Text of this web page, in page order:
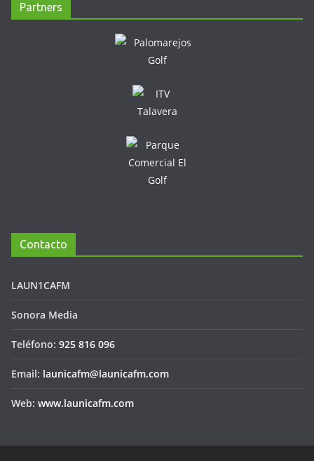
Partners
Contacto
LAUN1CAFM
Sonora Media
Teléfono: 925 816 096
Email: launicafm@launicafm.com
Web: www.launicafm.com